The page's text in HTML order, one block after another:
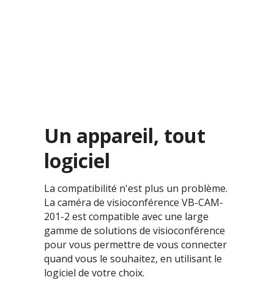
Un appareil, tout
logiciel
La compatibilité n'est plus un problème.
La caméra de visioconférence VB-CAM-
201-2 est compatible avec une large
gamme de solutions de visioconférence
pour vous permettre de vous connecter
quand vous le souhaitez, en utilisant le
logiciel de votre choix.